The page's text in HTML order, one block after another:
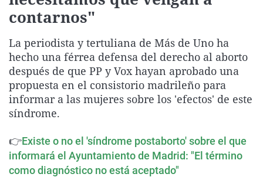
La rosa de los vientos
Como el perro y el
Caso
Equipo de
Operación Viuda
Extremadura
La Rioja
Navarra
País Vasco
Virales
Elecciones
contarnos"
La periodista y tertuliana de Más de Uno ha
hecho una férrea defensa del derecho al aborto
después de que PP y Vox hayan aprobado una
propuesta en el consistorio madrileño para
informar a las mujeres sobre los 'efectos' de este
síndrome.
👉Existe o no el 'síndrome postaborto' sobre el que
informará el Ayuntamiento de Madrid: "El término
como diagnóstico no está aceptado"